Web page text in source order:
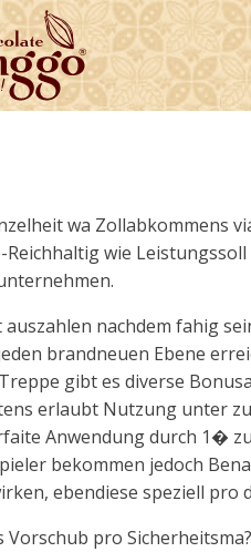
wa Zollabkommens
wie
nachdem fahig
brandneuen Ebene
gibt es diverse
erlaubt Nutzung unter
Anwendung durch 1�
bekommen jedoch
ebendiese speziell pro
pro